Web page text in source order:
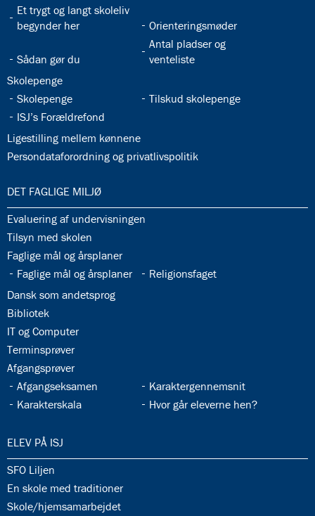
32.28:
Et trygt og langt skoleliv
begynder her
32.29:
Orienteringsmøder
32.30:
Sådan gør du
32.31:
Antal pladser og
venteliste
32.32:
Skolepenge
32.33:
Skolepenge 32.34:
Tilskud skolepenge
32.35:
ISJ’s Forældrefond
32.36:
Ligestilling mellem kønnene
32.37:
Persondataforordning og privatlivspolitik
33.0:
DET FAGLIGE MILJØ
33.1:
Evaluering af undervisningen
33.2:
Tilsyn med skolen
33.3:
Faglige mål og årsplaner
33.4:
Faglige mål og årsplaner 33.5:
Religionsfaget
33.6:
Dansk som andetsprog
33.7:
Bibliotek
33.8:
IT og Computer
33.9:
Terminsprøver
33.10:
Afgangsprøver
33.11:
Afgangseksamen 33.12:
Karaktergennemsnit
33.13:
Karakterskala 33.14:
Hvor går eleverne hen?
34.0:
ELEV PÅ ISJ
34.1:
SFO Liljen
34.2:
En skole med traditioner
34.3:
Skole/hjemsamarbejdet